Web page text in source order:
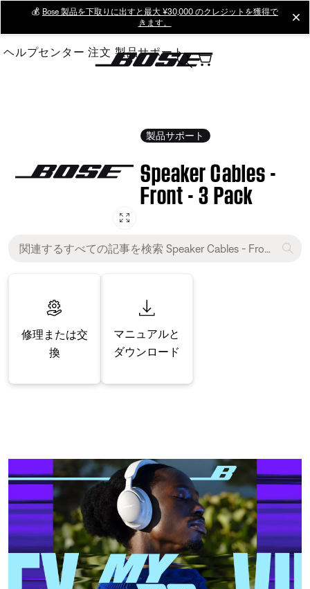
Main
💰 Bose 製品を下取りに出すと最大 ¥30,000 のクレジットを獲得で
きます。
ヘルプセンター 注文 製品サポート
製品サポート
Speaker Cables -
Front - 3 Pack
修理または交
換
マニュアルと
ダウンロード